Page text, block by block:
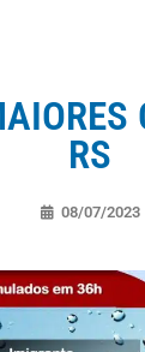
RS
08/07/2023